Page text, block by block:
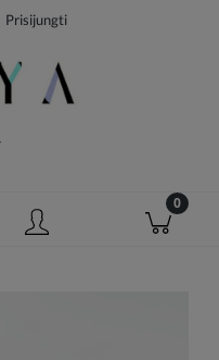
Prisijungti